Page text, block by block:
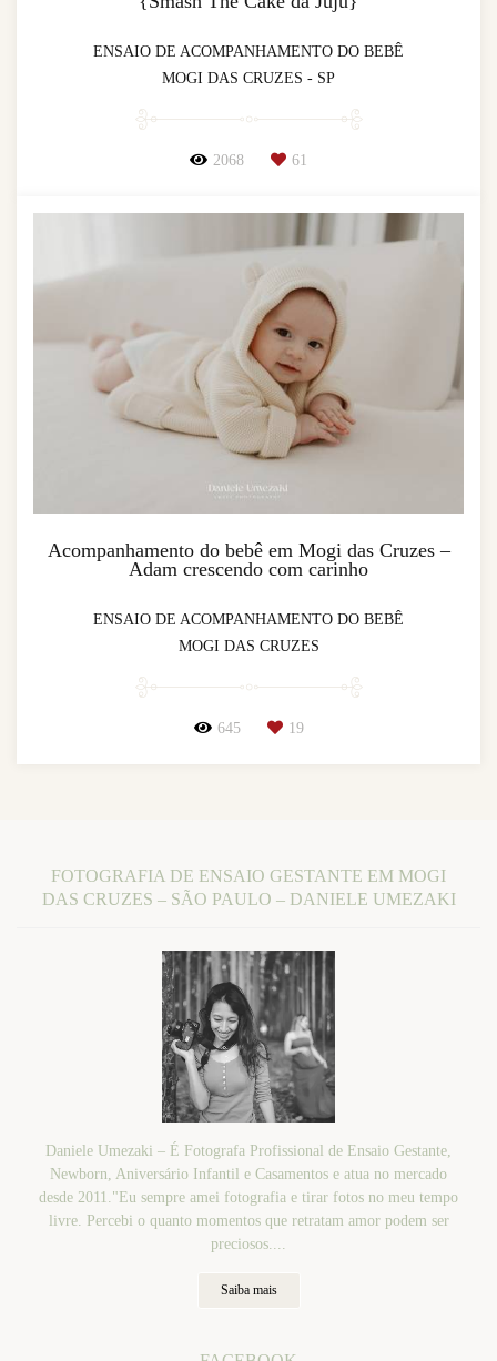
ENSAIO DE ACOMPANHAMENTO DO BEBÊ
MOGI DAS CRUZES - SP
2068 61
Acompanhamento do bebê em Mogi das Cruzes –
Adam crescendo com carinho
ENSAIO DE ACOMPANHAMENTO DO BEBÊ
MOGI DAS CRUZES
645 19
FOTOGRAFIA DE ENSAIO GESTANTE EM MOGI
DAS CRUZES – SÃO PAULO – DANIELE UMEZAKI
Daniele Umezaki – É Fotografa Profissional de Ensaio Gestante,
Newborn, Aniversário Infantil e Casamentos e atua no mercado
desde 2011."Eu sempre amei fotografia e tirar fotos no meu tempo
livre. Percebi o quanto momentos que retratam amor podem ser
preciosos....
Saiba mais